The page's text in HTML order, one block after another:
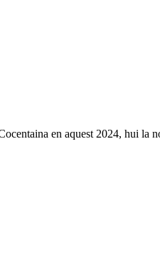
en aquest 2024, hui la